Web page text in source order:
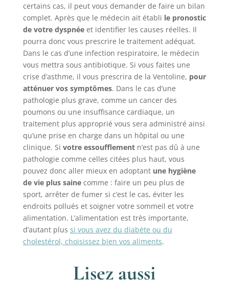
certains cas, il peut vous demander de faire un bilan
complet. Après que le médecin ait établi le pronostic
de votre dyspnéeet identifier les causes réelles. Il
pourra donc vous prescrire le traitement adéquat.
Dans le cas d’une infection respiratoire, le médecin
vous mettra sous antibiotique. Si vous faites une
crise d’asthme, il vous prescrira de la Ventoline, pour
atténuer vos symptômes. Dans le cas d’une
pathologie plus grave, comme un cancer des
poumons ou une insuffisance cardiaque, un
traitement plus approprié vous sera administré ainsi
qu’une prise en charge dans un hôpital ou une
clinique. Si votre essoufflementn’est pas dû à une
pathologie comme celles citées plus haut, vous
pouvez donc aller mieux en adoptant une hygiène
de vie plus sainecomme : faire un peu plus de
sport, arrêter de fumer si c’est le cas, éviter les
endroits pollués et soigner votre sommeil et votre
alimentation. L’alimentation est très importante,
d’autant plus si vous avez du diabète ou du
cholestérol, choisissez bien vos aliments.
Lisez aussi